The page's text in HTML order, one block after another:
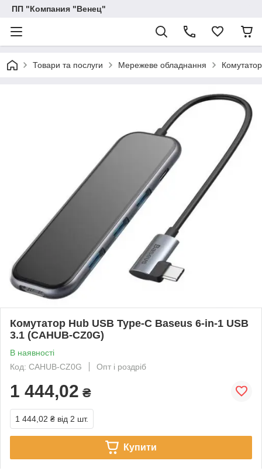
ПП "Компания "Венец"
Товари та послуги Мережеве обладнання
Комутатор Hub USB Type-C Baseus 6-in-1 USB
3.1 (CAHUB-CZ0G)
В наявності
Код: CAHUB-CZ0G
Опт і роздріб
1 444,02 ₴
1 444,02 ₴ від 2 шт.
Купити